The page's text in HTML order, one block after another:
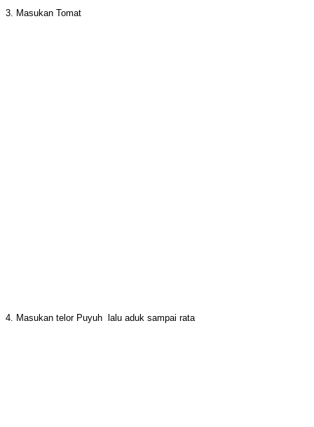
3. Masukan Tomat
4. Masukan telor Puyuh lalu aduk sampai rata